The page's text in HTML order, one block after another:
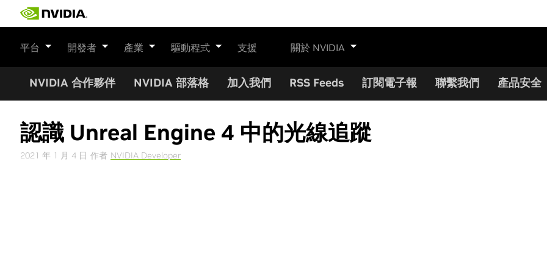
平台 開發者 產業 驅動程式 支援 關於 NVIDIA
NVIDIA 合作夥伴 NVIDIA 部落格 加入我們 RSS Feeds 訂閱電子報 聯繫我們 產品安全
認識 Unreal Engine 4 中的光線追蹤
2021 年 1 月 4 日 作者 NVIDIA Developer